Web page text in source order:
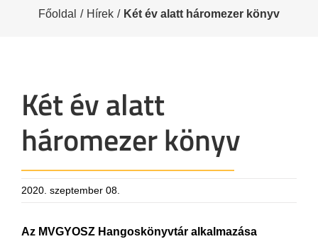
Főoldal / Hírek / Két év alatt háromezer könyv
Két év alatt
háromezer könyv
2020. szeptember 08.
Az MVGYOSZ Hangoskönyvtár alkalmazása